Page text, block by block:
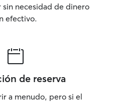
sin necesidad de dinero
efectivo.
de reserva
a menudo, pero si el